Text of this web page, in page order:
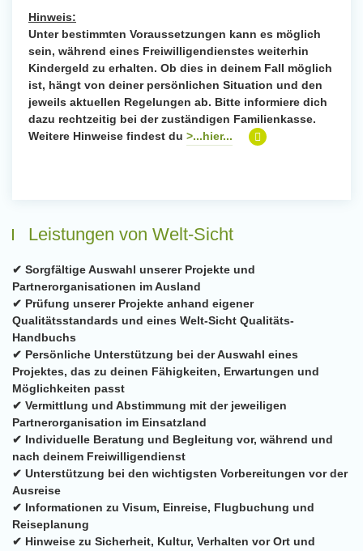
Hinweis:
Unter bestimmten Voraussetzungen kann es möglich
sein, während eines Freiwilligendienstes weiterhin
Kindergeld zu erhalten. Ob dies in deinem Fall möglich
ist, hängt von deiner persönlichen Situation und den
jeweils aktuellen Regelungen ab. Bitte informiere dich
dazu rechtzeitig bei der zuständigen Familienkasse.
Weitere Hinweise findest du >...hier...
Leistungen von Welt-Sicht
✔ Sorgfältige Auswahl unserer Projekte und
Partnerorganisationen im Ausland
✔ Prüfung unserer Projekte anhand eigener
Qualitätsstandards und eines Welt-Sicht Qualitäts-
Handbuchs
✔ Persönliche Unterstützung bei der Auswahl eines
Projektes, das zu deinen Fähigkeiten, Erwartungen und
Möglichkeiten passt
✔ Vermittlung und Abstimmung mit der jeweiligen
Partnerorganisation im Einsatzland
✔ Individuelle Beratung und Begleitung vor, während und
nach deinem Freiwilligendienst
✔ Unterstützung bei den wichtigsten Vorbereitungen vor der
Ausreise
✔ Informationen zu Visum, Einreise, Flugbuchung und
Reiseplanung
✔ Hinweise zu Sicherheit, Kultur, Verhalten vor Ort und